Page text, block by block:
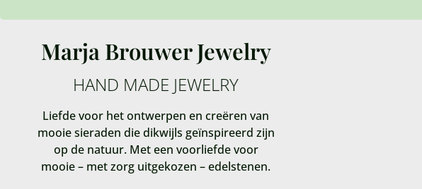
Marja Brouwer Jewelry
HAND MADE JEWELRY
Liefde voor het ontwerpen en creëren van
mooie sieraden die dikwijls geïnspireerd zijn
op de natuur. Met een voorliefde voor
mooie – met zorg uitgekozen – edelstenen.